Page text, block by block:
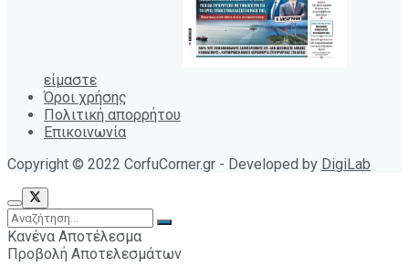
είμαστε
Όροι χρήσης
Πολιτική απορρήτου
Επικοινωνία
Copyright © 2022 CorfuCorner.gr - Developed by DigiLab
Κανένα Αποτέλεσμα
Προβολή Αποτελεσμάτων